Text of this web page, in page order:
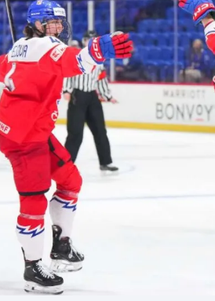
Curling
Dostihy
Florbal
Futsal
Golf
Gymnastika